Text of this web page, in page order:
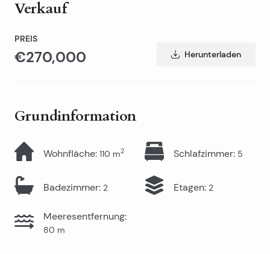
Verkauf
PREIS
€270,000 Herunterladen
Grundinformation
Wohnfläche: 110 m2 Schlafzimmer: 5
Badezimmer: 2 Etagen: 2
Meeresentfernung:
80 m